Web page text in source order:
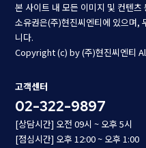
본 사이트 내 모든 이미지 및 컨텐
소유권은(주)현진씨엔티에 있으며,
니다.
Copyright (c) by (주)현진씨엔티
고객센터
02-322-9897
[상담시간] 오전 09시 ~ 오후 5시
[점심시간] 오후 12:00 ~ 오후 1:00